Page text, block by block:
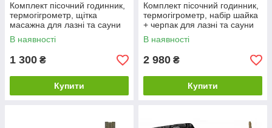
Комплект пісочний годинник,
термогігрометр, щітка
масажна для лазні та сауни
В наявності
1 300 ₴
Купити
Комплект пісочний годинник,
термогігрометр, набір шайка
+ черпак для лазні та сауни
В наявності
2 980 ₴
Купити